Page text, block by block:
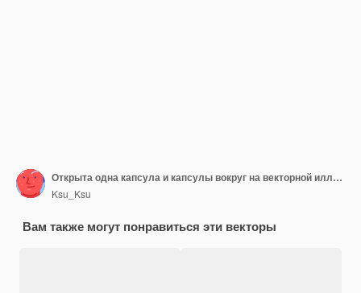
Открыта одна капсула и капсулы вокруг на векторной иллюстрации
Ksu_Ksu
Вам также могут понравиться эти векторы